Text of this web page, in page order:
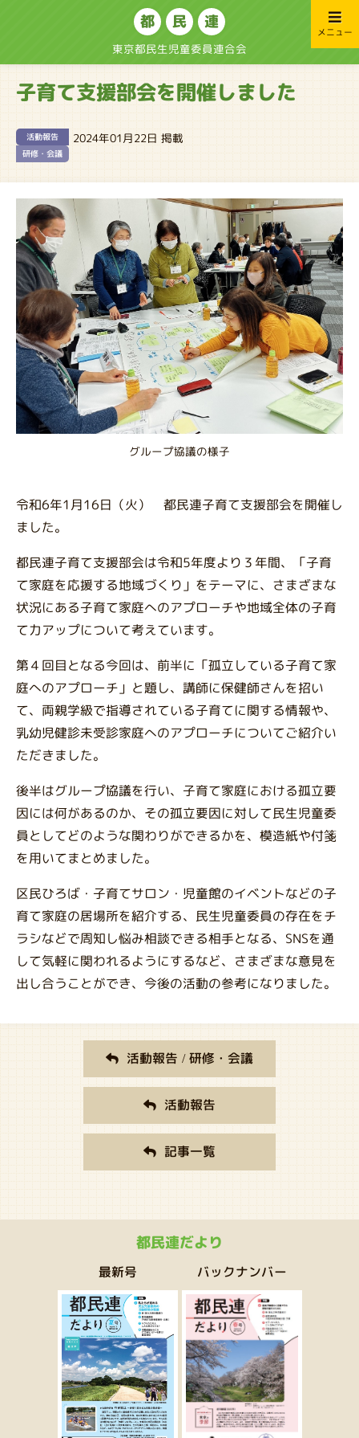
都 民 連
東京都民生児童委員連合会
子育て支援部会を開催しました
活動報告
研修・会議
2024年01月22日 掲載
グループ協議の様子
令和6年1月16日（火） 都民連子育て支援部会を開催し
ました。
都民連子育て支援部会は令和5年度より３年間、「子育
て家庭を応援する地域づくり」をテーマに、さまざまな
状況にある子育て家庭へのアプローチや地域全体の子育
て力アップについて考えています。
第４回目となる今回は、前半に「孤立している子育て家
庭へのアプローチ」と題し、講師に保健師さんを招い
て、両親学級で指導されている子育てに関する情報や、
乳幼児健診未受診家庭へのアプローチについてご紹介い
ただきました。
後半はグループ協議を行い、子育て家庭における孤立要
因には何があるのか、その孤立要因に対して民生児童委
員としてどのような関わりができるかを、模造紙や付箋
を用いてまとめました。
区民ひろば・子育てサロン・児童館のイベントなどの子
育て家庭の居場所を紹介する、民生児童委員の存在をチ
ラシなどで周知し悩み相談できる相手となる、SNSを通
して気軽に関われるようにするなど、さまざまな意見を
出し合うことができ、今後の活動の参考になりました。
活動報告 / 研修・会議
活動報告
記事一覧
都民連だより
最新号 バックナンバー
メニュー